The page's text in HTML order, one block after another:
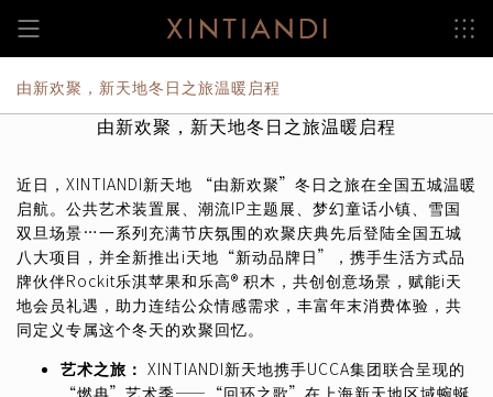
内
由新欢聚，新天地冬日之旅温暖启程
由新欢聚，新天地冬日之旅温暖启程
近日，XINTIANDI新天地 “由新欢聚”冬日之旅在全国五城温暖
启航。公共艺术装置展、潮流IP主题展、梦幻童话小镇、雪国
双旦场景…一系列充满节庆氛围的欢聚庆典先后登陆全国五城
八大项目，并全新推出i天地“新动品牌日”，携手生活方式品
牌伙伴Rockit乐淇苹果和乐高® 积木，共创创意场景，赋能i天
地会员礼遇，助力连结公众情感需求，丰富年末消费体验，共
同定义专属这个冬天的欢聚回忆。
艺术之旅： XINTIANDI新天地携手UCCA集团联合呈现的
“燃冉”艺术季——“回环之歌”在上海新天地区域蜿蜒